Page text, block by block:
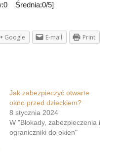
Średnia:0/5]
Google E-mail Print
Jak zabezpieczyć otwarte
okno przed dzieckiem?
8 stycznia 2024
W "Blokady, zabezpieczenia i
ograniczniki do okien"